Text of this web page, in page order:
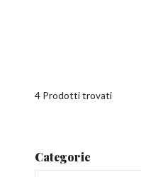
4 Prodotti trovati
Categorie